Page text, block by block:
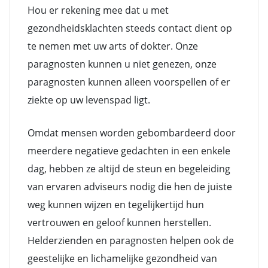
Hou er rekening mee dat u met
gezondheidsklachten steeds contact dient op
te nemen met uw arts of dokter. Onze
paragnosten kunnen u niet genezen, onze
paragnosten kunnen alleen voorspellen of er
ziekte op uw levenspad ligt.
Omdat mensen worden gebombardeerd door
meerdere negatieve gedachten in een enkele
dag, hebben ze altijd de steun en begeleiding
van ervaren adviseurs nodig die hen de juiste
weg kunnen wijzen en tegelijkertijd hun
vertrouwen en geloof kunnen herstellen.
Helderzienden en paragnosten helpen ook de
geestelijke en lichamelijke gezondheid van